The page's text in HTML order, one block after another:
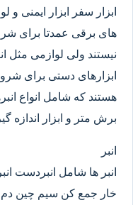
ابزار سفر ابزار ایمنی و
های برقی عمدتا برای
نیستند ولی لوازمی مثل
ابزارهای دستی برای
هستند که شامل انواع
برش متر و ابزار
انبر
انبر ها شامل انبردست
خار جمع کن سیم چین دم